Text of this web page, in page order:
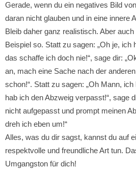
Gerade, wenn du ein negatives Bild
daran nicht glauben und in eine innere
Bleib daher ganz realistisch. Aber
Beispiel so. Statt zu sagen: „Oh je, ich
das schaffe ich doch nie!“, sage dir:
an, mach eine Sache nach der
schon!“. Statt zu sagen: „Oh Mann,
hab ich den Abzweig verpasst!“, sage
nicht aufgepasst und prompt meinen
dreh ich eben um!“
Alles, was du dir sagst, kannst du auf
respektvolle und freundliche Art tun.
Umgangston für dich!